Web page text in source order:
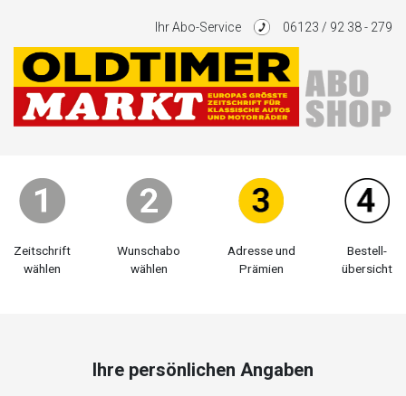
Ihr Abo-Service 06123 / 92 38 - 279
Zeitschrift
wählen
Wunschabo
wählen
Adresse und
Prämien
Bestell-
übersicht
Ihre persönlichen Angaben